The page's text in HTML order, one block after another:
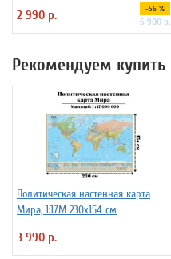
2 990 р. -56 %
6 900 р.
Рекомендуем купить
Политическая настенная карта
Мира, 1:17М 230х154 см
3 990 р.